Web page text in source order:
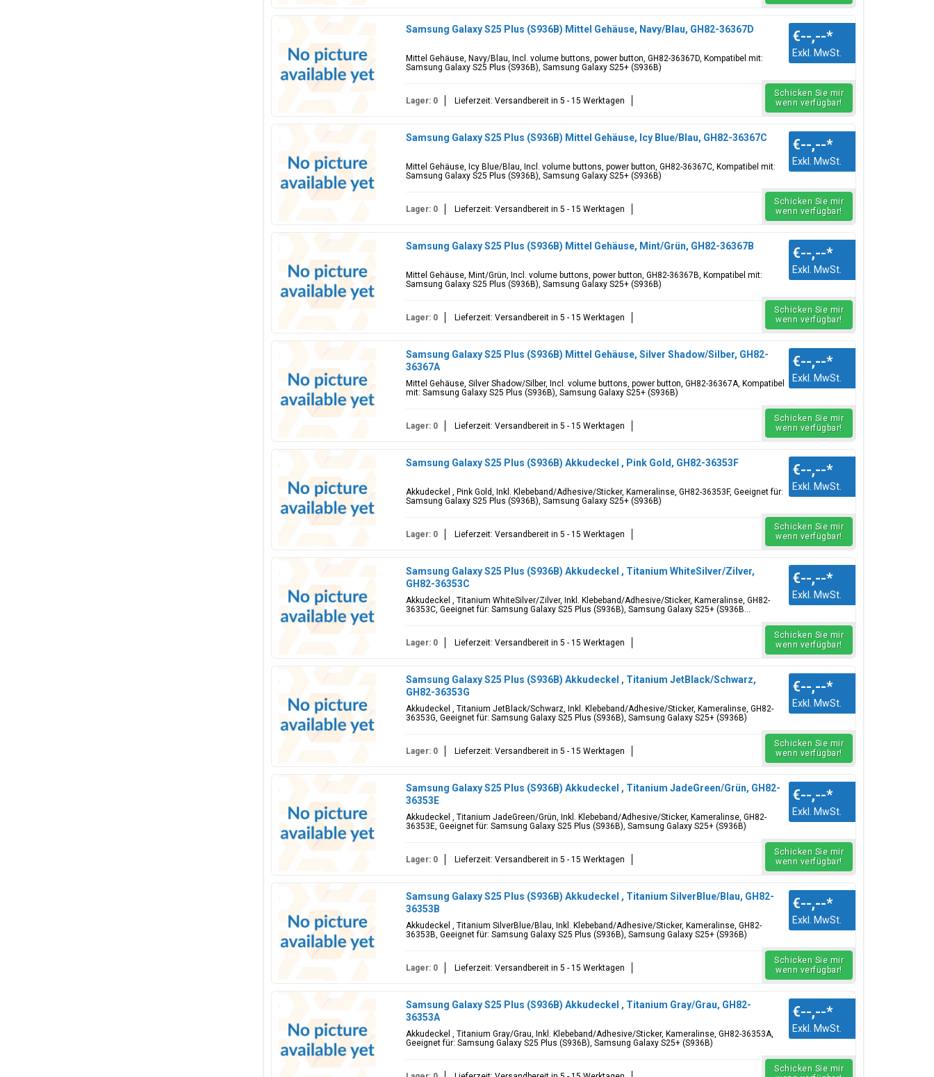
Samsung Galaxy S25 Plus (S936B) Mittel Gehäuse, Navy/Blau, GH82-36367D
Mittel Gehäuse, Navy/Blau, Incl. volume buttons, power button, GH82-36367D, Kompatibel mit:
Samsung Galaxy S25 Plus (S936B), Samsung Galaxy S25+ (S936B)
€--,--*
Exkl. MwSt.
Lager: 0 Lieferzeit: Versandbereit in 5 - 15 Werktagen
Schicken Sie mir
wenn verfügbar!
Samsung Galaxy S25 Plus (S936B) Mittel Gehäuse, Icy Blue/Blau, GH82-36367C
Mittel Gehäuse, Icy Blue/Blau, Incl. volume buttons, power button, GH82-36367C, Kompatibel mit:
Samsung Galaxy S25 Plus (S936B), Samsung Galaxy S25+ (S936B)
€--,--*
Exkl. MwSt.
Lager: 0 Lieferzeit: Versandbereit in 5 - 15 Werktagen
Schicken Sie mir
wenn verfügbar!
Samsung Galaxy S25 Plus (S936B) Mittel Gehäuse, Mint/Grün, GH82-36367B
Mittel Gehäuse, Mint/Grün, Incl. volume buttons, power button, GH82-36367B, Kompatibel mit:
Samsung Galaxy S25 Plus (S936B), Samsung Galaxy S25+ (S936B)
€--,--*
Exkl. MwSt.
Lager: 0 Lieferzeit: Versandbereit in 5 - 15 Werktagen
Schicken Sie mir
wenn verfügbar!
Samsung Galaxy S25 Plus (S936B) Mittel Gehäuse, Silver Shadow/Silber, GH82-
36367A
Mittel Gehäuse, Silver Shadow/Silber, Incl. volume buttons, power button, GH82-36367A, Kompatibel
mit: Samsung Galaxy S25 Plus (S936B), Samsung Galaxy S25+ (S936B)
€--,--*
Exkl. MwSt.
Lager: 0 Lieferzeit: Versandbereit in 5 - 15 Werktagen
Schicken Sie mir
wenn verfügbar!
Samsung Galaxy S25 Plus (S936B) Akkudeckel , Pink Gold, GH82-36353F
Akkudeckel , Pink Gold, Inkl. Klebeband/Adhesive/Sticker, Kameralinse, GH82-36353F, Geeignet für:
Samsung Galaxy S25 Plus (S936B), Samsung Galaxy S25+ (S936B)
€--,--*
Exkl. MwSt.
Lager: 0 Lieferzeit: Versandbereit in 5 - 15 Werktagen
Schicken Sie mir
wenn verfügbar!
Samsung Galaxy S25 Plus (S936B) Akkudeckel , Titanium WhiteSilver/Zilver,
GH82-36353C
Akkudeckel , Titanium WhiteSilver/Zilver, Inkl. Klebeband/Adhesive/Sticker, Kameralinse, GH82-
36353C, Geeignet für: Samsung Galaxy S25 Plus (S936B), Samsung Galaxy S25+ (S936B...
€--,--*
Exkl. MwSt.
Lager: 0 Lieferzeit: Versandbereit in 5 - 15 Werktagen
Schicken Sie mir
wenn verfügbar!
Samsung Galaxy S25 Plus (S936B) Akkudeckel , Titanium JetBlack/Schwarz,
GH82-36353G
Akkudeckel , Titanium JetBlack/Schwarz, Inkl. Klebeband/Adhesive/Sticker, Kameralinse, GH82-
36353G, Geeignet für: Samsung Galaxy S25 Plus (S936B), Samsung Galaxy S25+ (S936B)
€--,--*
Exkl. MwSt.
Lager: 0 Lieferzeit: Versandbereit in 5 - 15 Werktagen
Schicken Sie mir
wenn verfügbar!
Samsung Galaxy S25 Plus (S936B) Akkudeckel , Titanium JadeGreen/Grün, GH82-
36353E
Akkudeckel , Titanium JadeGreen/Grün, Inkl. Klebeband/Adhesive/Sticker, Kameralinse, GH82-
36353E, Geeignet für: Samsung Galaxy S25 Plus (S936B), Samsung Galaxy S25+ (S936B)
€--,--*
Exkl. MwSt.
Lager: 0 Lieferzeit: Versandbereit in 5 - 15 Werktagen
Schicken Sie mir
wenn verfügbar!
Samsung Galaxy S25 Plus (S936B) Akkudeckel , Titanium SilverBlue/Blau, GH82-
36353B
Akkudeckel , Titanium SilverBlue/Blau, Inkl. Klebeband/Adhesive/Sticker, Kameralinse, GH82-
36353B, Geeignet für: Samsung Galaxy S25 Plus (S936B), Samsung Galaxy S25+ (S936B)
€--,--*
Exkl. MwSt.
Lager: 0 Lieferzeit: Versandbereit in 5 - 15 Werktagen
Schicken Sie mir
wenn verfügbar!
Samsung Galaxy S25 Plus (S936B) Akkudeckel , Titanium Gray/Grau, GH82-
36353A
Akkudeckel , Titanium Gray/Grau, Inkl. Klebeband/Adhesive/Sticker, Kameralinse, GH82-36353A,
Geeignet für: Samsung Galaxy S25 Plus (S936B), Samsung Galaxy S25+ (S936B)
€--,--*
Exkl. MwSt.
Schicken Sie mir